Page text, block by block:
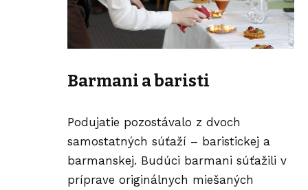
Barmani a baristi
Podujatie pozostávalo z dvoch
samostatných súťaží – baristickej a
barmanskej. Budúci barmani súťažili v
príprave originálnych miešaných